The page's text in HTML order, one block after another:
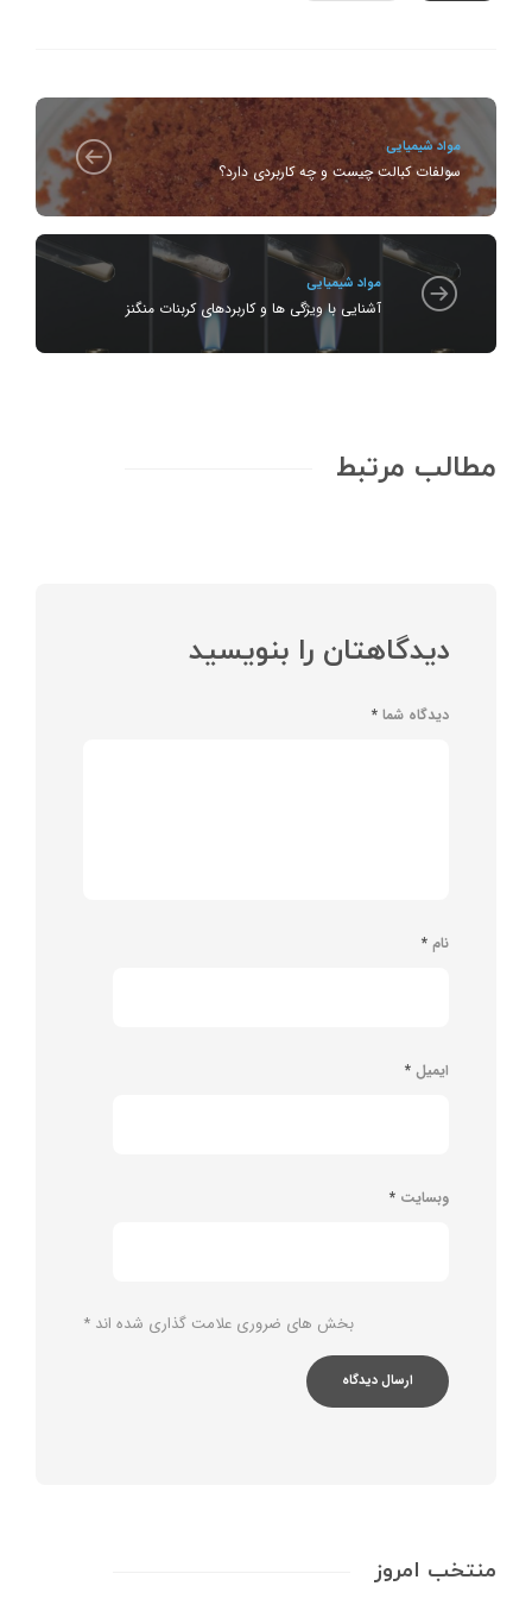
مواد شیمیایی
سولفات کبالت چیست و چه کاربردی دارد؟
مواد شیمیایی
آشنایی با ویژگی ها و کاربردهای کربنات منگنز
مطالب مرتبط
دیدگاهتان را بنویسید
دیدگاه شما *
نام *
ایمیل *
وبسایت *
بخش های ضروری علامت گذاری شده اند *
منتخب امروز